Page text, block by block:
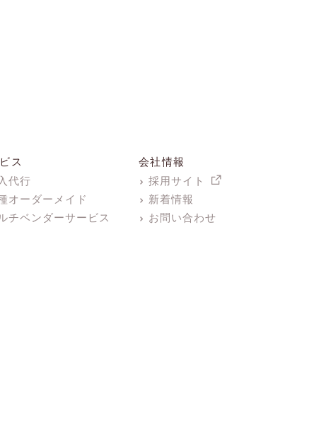
ス
代行
オーダーメイド
チベンダーサービス
会社情報
採用サイト
新着情報
お問い合わせ